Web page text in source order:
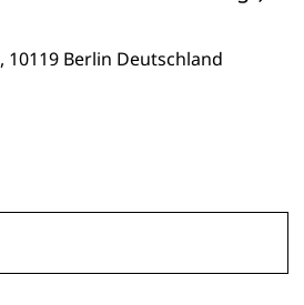
, 10119 Berlin Deutschland